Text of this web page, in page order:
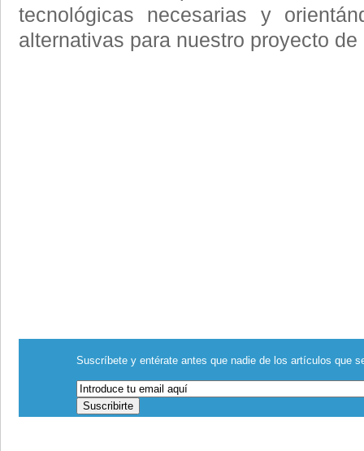
tecnológicas necesarias y
alternativas para nuestro proyecto de
Suscríbete y entérate antes que nadie de los artículos que